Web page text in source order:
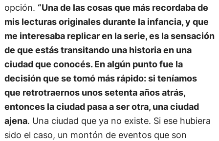
opción. “Una de las cosas que más recordaba de
mis lecturas originales durante la infancia, y que
me interesaba replicar en la serie, es la sensación
de que estás transitando una historia en una
ciudad que conocés. En algún punto fue la
decisión que se tomó más rápido: si teníamos
que retrotraernos unos setenta años atrás,
entonces la ciudad pasa a ser otra, una ciudad
ajena. Una ciudad que ya no existe. Si ese hubiera
sido el caso, un montón de eventos que son